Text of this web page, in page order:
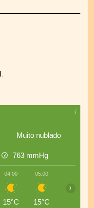
Muito nublado
763 mmHg
04:00
15°C
05:00
15°C
›